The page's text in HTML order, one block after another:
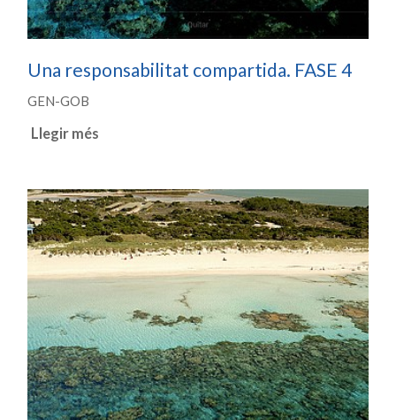
Una responsabilitat compartida. FASE 4
GEN-GOB
Llegir més